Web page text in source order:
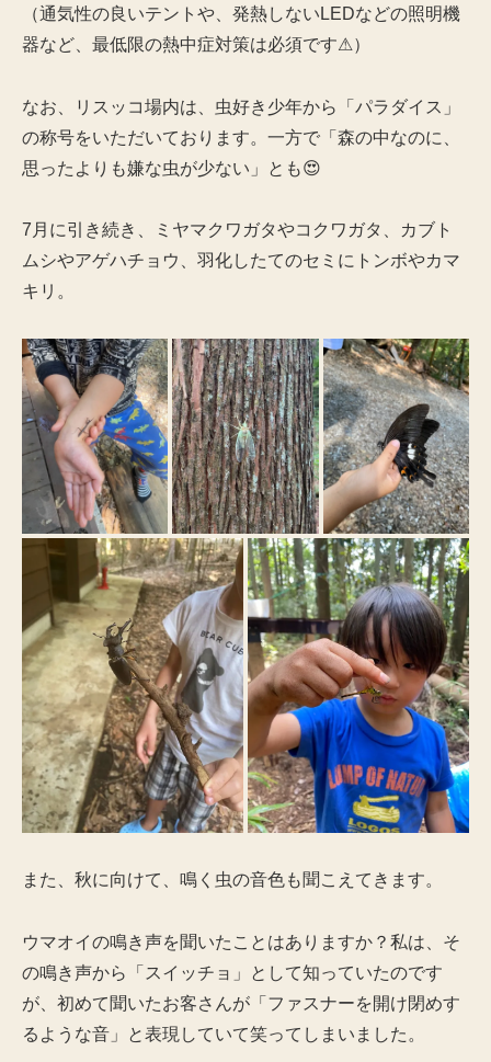
（通気性の良いテントや、発熱しないLEDなどの照明機
器など、最低限の熱中症対策は必須です⚠）
なお、リスッコ場内は、虫好き少年から「パラダイス」
の称号をいただいております。一方で「森の中なのに、
思ったよりも嫌な虫が少ない」とも😍
7月に引き続き、ミヤマクワガタやコクワガタ、カブト
ムシやアゲハチョウ、羽化したてのセミにトンボやカマ
キリ。
また、秋に向けて、鳴く虫の音色も聞こえてきます。
ウマオイの鳴き声を聞いたことはありますか？私は、そ
の鳴き声から「スイッチョ」として知っていたのです
が、初めて聞いたお客さんが「ファスナーを開け閉めす
るような音」と表現していて笑ってしまいました。